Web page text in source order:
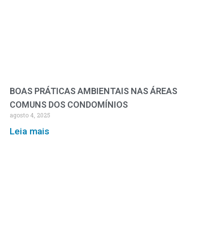
BOAS PRÁTICAS AMBIENTAIS NAS ÁREAS
COMUNS DOS CONDOMÍNIOS
agosto 4, 2025
Leia mais